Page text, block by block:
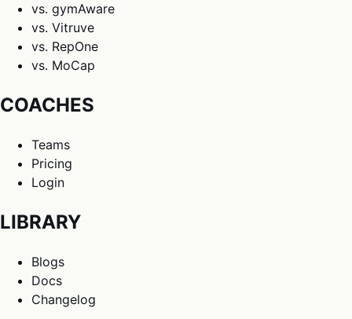
vs. gymAware
vs. Vitruve
vs. RepOne
vs. MoCap
COACHES
Teams
Pricing
Login
LIBRARY
Blogs
Docs
Changelog